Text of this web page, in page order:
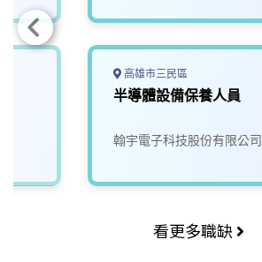
高雄市三民區
半導體設備保養人員
翰宇電子科技股份有限公司
看更多職缺